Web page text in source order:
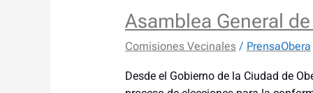
Asamblea General
Comisiones Vecinales/ PrensaObera
Desde el Gobierno de la Ciudad de